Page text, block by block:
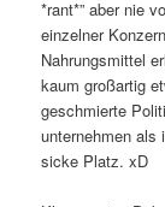
*rant*” aber nie
einzelner
Nahrungsmittel
kaum großartig
geschmierte
unternehmen als
sicke Platz. xD